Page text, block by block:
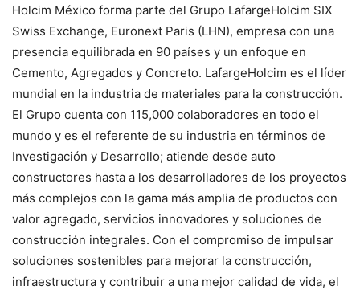
Holcim México forma parte del Grupo LafargeHolcim SIX
Swiss Exchange, Euronext Paris (LHN), empresa con una
presencia equilibrada en 90 países y un enfoque en
Cemento, Agregados y Concreto. LafargeHolcim es el líder
mundial en la industria de materiales para la construcción.
El Grupo cuenta con 115,000 colaboradores en todo el
mundo y es el referente de su industria en términos de
Investigación y Desarrollo; atiende desde auto
constructores hasta a los desarrolladores de los proyectos
más complejos con la gama más amplia de productos con
valor agregado, servicios innovadores y soluciones de
construcción integrales. Con el compromiso de impulsar
soluciones sostenibles para mejorar la construcción,
infraestructura y contribuir a una mejor calidad de vida, el